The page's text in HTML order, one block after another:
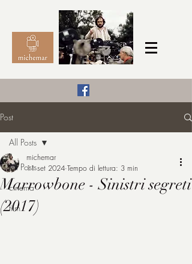
michemar
Post
All Posts
cinema
film
All Posts
Marrowbone - Sinistri segreti
(2017)
michemar
11 set 2024 Tempo di lettura: 3 min